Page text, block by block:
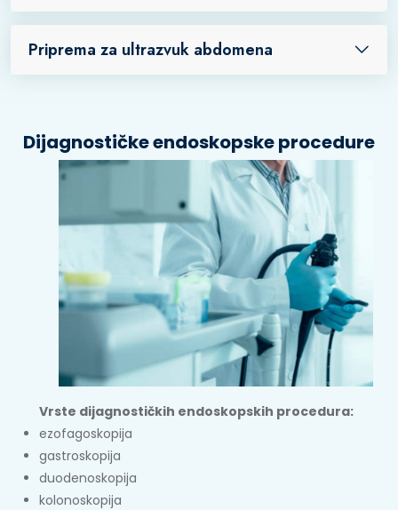
Priprema za ultrazvuk abdomena
Dijagnostičke endoskopske procedure
Vrste dijagnostičkih endoskopskih procedura:
ezofagoskopija
gastroskopija
duodenoskopija
kolonoskopija